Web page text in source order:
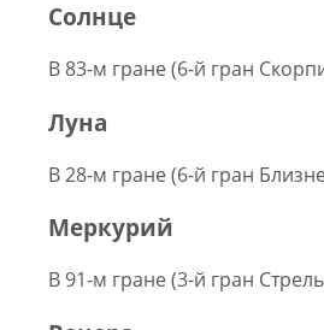
Солнце
В 83-м гране (6-й гран
Луна
В 28-м гране (6-й гран
Меркурий
В 91-м гране (3-й гран